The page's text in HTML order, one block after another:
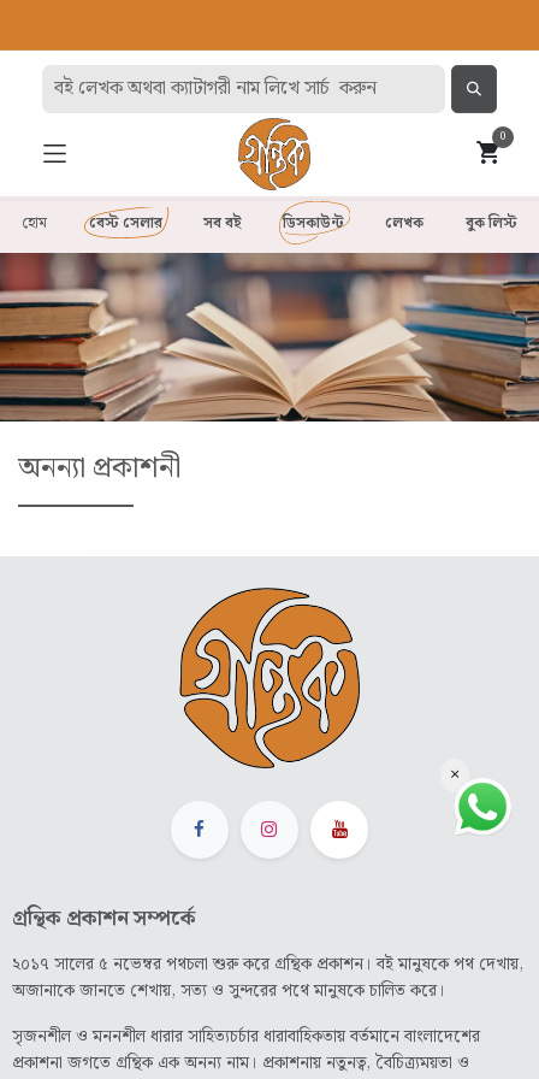
0
হোম বেস্ট সেলার সব বই লেখক
ডিসকাউন্ট বুক লিস্ট
অনন্যা প্রকাশনী
গ্রন্থিক প্রকাশন সম্পর্কে
২০১৭ সালের ৫ নভেম্বর পথচলা শুরু করে গ্রন্থিক প্রকাশন। বই মানুষকে পথ দেখায়,
অজানাকে জানতে শেখায়, সত্য ও সুন্দরের পথে মানুষকে চালিত করে।
সৃজনশীল ও মননশীল ধারার সাহিত্যচর্চার ধারাবাহিকতায় বর্তমানে বাংলাদেশের
প্রকাশনা জগতে গ্রন্থিক এক অনন্য নাম। প্রকাশনায় নতুনত্ব, বৈচিত্র্যময়তা ও
×